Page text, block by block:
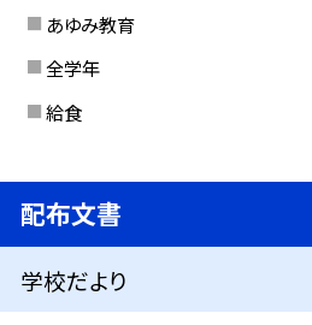
あゆみ教育
全学年
給食
配布文書
学校だより